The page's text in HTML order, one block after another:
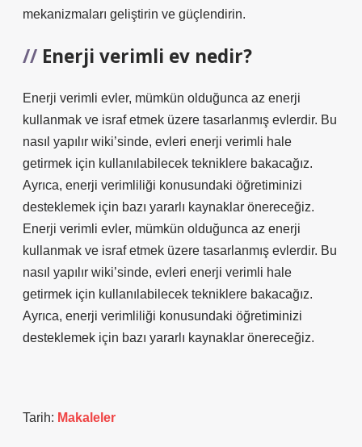
mekanizmaları geliştirin ve güçlendirin.
Enerji verimli ev nedir?
Enerji verimli evler, mümkün olduğunca az enerji
kullanmak ve israf etmek üzere tasarlanmış evlerdir. Bu
nasıl yapılır wiki’sinde, evleri enerji verimli hale
getirmek için kullanılabilecek tekniklere bakacağız.
Ayrıca, enerji verimliliği konusundaki öğretiminizi
desteklemek için bazı yararlı kaynaklar önereceğiz.
Enerji verimli evler, mümkün olduğunca az enerji
kullanmak ve israf etmek üzere tasarlanmış evlerdir. Bu
nasıl yapılır wiki’sinde, evleri enerji verimli hale
getirmek için kullanılabilecek tekniklere bakacağız.
Ayrıca, enerji verimliliği konusundaki öğretiminizi
desteklemek için bazı yararlı kaynaklar önereceğiz.
Tarih: Makaleler